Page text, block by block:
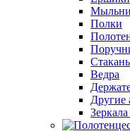
Полки
Ведра
Другие